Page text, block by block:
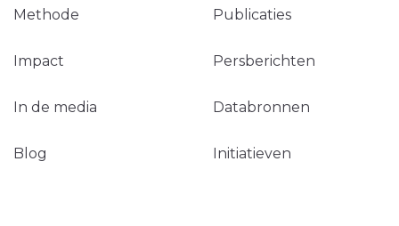
Methode Publicaties
Impact Persberichten
In de media Databronnen
Blog Initiatieven